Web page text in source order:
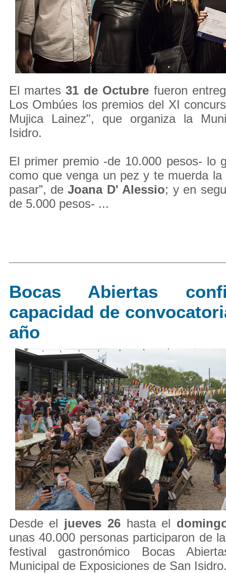
El martes 31 de Octubre fueron
Los Ombúes los premios del XI
Mujica Lainez", que organiza la
Isidro.
El primer premio -de 10.000 pesos- lo
como que venga un pez y te muerda
pasar”, deJoana D' Alessio; y en
de 5.000 pesos- ...
Bocas Abiertas
capacidad de
año
Desde el jueves 26hasta el
unas 40.000 personas participaron de
festival gastronómico Bocas
Municipal de Exposiciones de San